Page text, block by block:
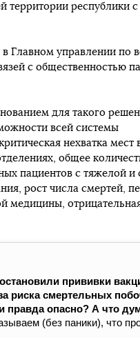
территории республики
в Главном управлении по
с общественностью
для такого
всей системы
нехватка мест
общее
пациентов с тяжелой и
рост числа смертей,
медицины,
прививки
риска смертельных
правда опасно? А что
(без паники), что